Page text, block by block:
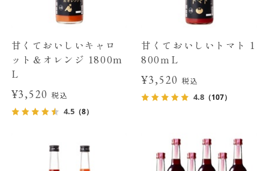
甘くておいしいキャロ
ット＆オレンジ 1800m
L
¥3,520税込
4.5（8）
甘くておいしいトマト 1
800ｍL
¥3,520 税込
4.8 （107）